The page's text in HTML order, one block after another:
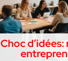
Choc